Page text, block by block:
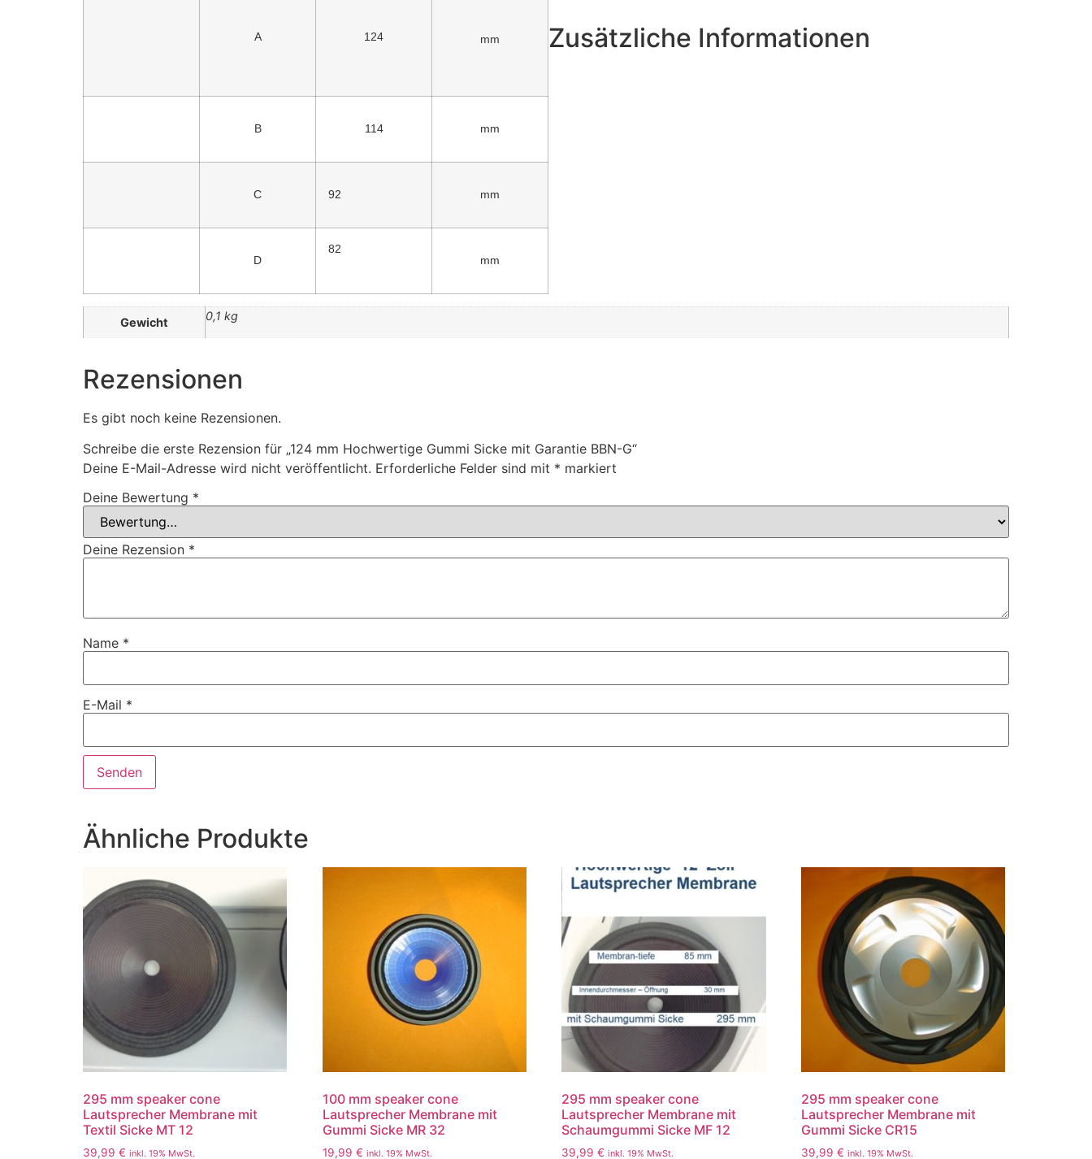
A 124 mm
B 114 mm
C 92 mm
D
82
mm
Zusätzliche Informationen
Gewicht 0,1 kg
Rezensionen
Es gibt noch keine Rezensionen.
Schreibe die erste Rezension für „124 mm Hochwertige Gummi Sicke mit Garantie BBN-G“
Deine E-Mail-Adresse wird nicht veröffentlicht. Erforderliche Felder sind mit * markiert
Deine Bewertung *
Deine Rezension *
Name *
E-Mail *
Ähnliche Produkte
295 mm speaker cone
Lautsprecher Membrane mit
Textil Sicke MT 12
39,99 € inkl. 19% MwSt.
100 mm speaker cone
Lautsprecher Membrane mit
Gummi Sicke MR 32
19,99 € inkl. 19% MwSt.
295 mm speaker cone
Lautsprecher Membrane mit
Schaumgummi Sicke MF 12
39,99€ inkl. 19% MwSt.
295 mm speaker cone
Lautsprecher Membrane mit
Gummi Sicke CR15
39,99€ inkl. 19% MwSt.